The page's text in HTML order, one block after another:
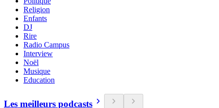
Religion
Enfants
DJ
Rire
Radio Campus
Interview
Noël
Musique
Education
Les meilleurs podcasts